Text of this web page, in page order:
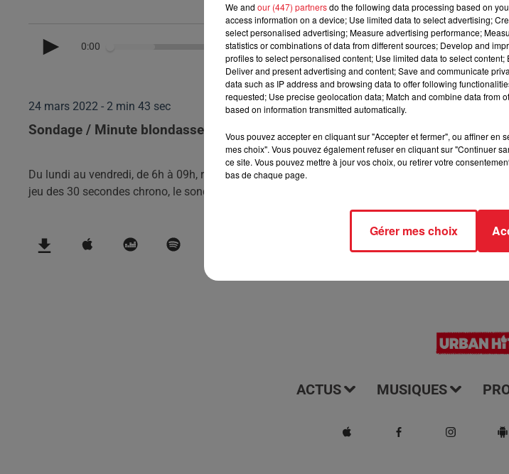
0:00
24 mars 2022 - 2 min 43 sec
Sondage / Minute blondasse du 24/03/2022
Du lundi au vendredi, de 6h à 09h, retrouvez Evan, Sandro, Aline et Laura pour vous réveiller sur
jeu des 30 secondes chrono, le sondage du jour, l'info moulaga, le saviez-vous...
ACTUS MUSIQUES
We and our (447) partnersdo the following data processing based on
access information on a device; Use limited data to select advertising;
select personalised advertising; Measure advertising performance;
statistics or combinations of data from different sources; Develop and
profiles to select personalised content; Use limited data to select
Deliver and present advertising and content; Save and communicate
data such as IP address and browsing data to offer following
requested; Use precise geolocation data; Match and combine data from
based on information transmitted automatically.
Vous pouvez accepter en cliquant sur "Accepter et fermer", ou affiner en
mes choix". Vous pouvez également refuser en cliquant sur "Continuer
ce site. Vous pouvez mettre à jour vos choix, ou retirer votre
bas de chaque page.
Gérer mes choix